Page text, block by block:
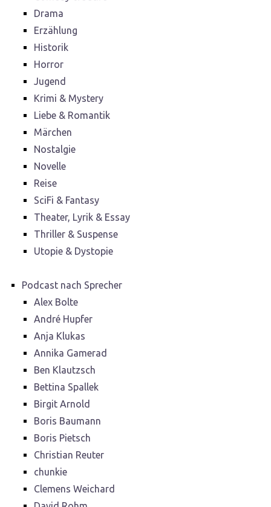
Drama
Erzählung
Historik
Horror
Jugend
Krimi & Mystery
Liebe & Romantik
Märchen
Nostalgie
Novelle
Reise
SciFi & Fantasy
Theater, Lyrik & Essay
Thriller & Suspense
Utopie & Dystopie
Podcast nach Sprecher
Alex Bolte
André Hupfer
Anja Klukas
Annika Gamerad
Ben Klautzsch
Bettina Spallek
Birgit Arnold
Boris Baumann
Boris Pietsch
Christian Reuter
chunkie
Clemens Weichard